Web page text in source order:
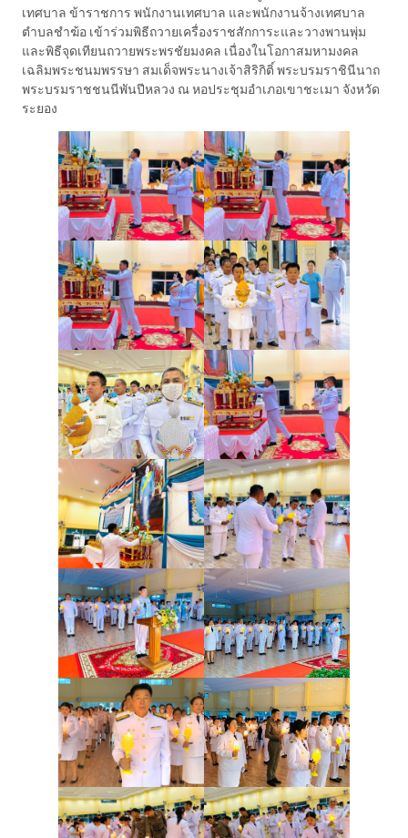
เทศบาล ข้าราชการ พนักงานเทศบาล และพนักงานจ้างเทศบาล
ตำบลชำฆ้อ เข้าร่วมพิธีถวายเครื่องราชสักการะและวางพานพุ่ม
และพิธีจุดเทียนถวายพระพรชัยมงคล เนื่องในโอกาสมหามงคล
เฉลิมพระชนมพรรษา สมเด็จพระนางเจ้าสิริกิติ์ พระบรมราชินีนาถ
พระบรมราชชนนีพันปีหลวง ณ หอประชุมอำเภอเขาชะเมา จังหวัด
ระยอง